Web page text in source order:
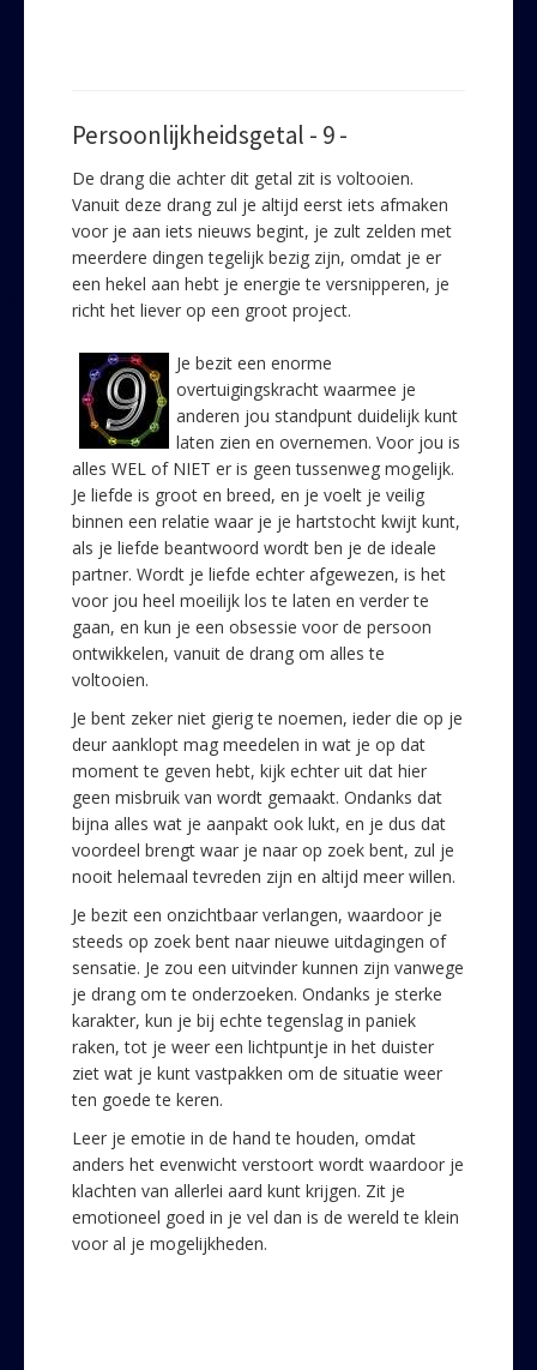
Persoonlijkheidsgetal - 9 -
De drang die achter dit getal zit is voltooien.
Vanuit deze drang zul je altijd eerst iets afmaken
voor je aan iets nieuws begint, je zult zelden met
meerdere dingen tegelijk bezig zijn, omdat je er
een hekel aan hebt je energie te versnipperen, je
richt het liever op een groot project.
Je bezit een enorme
overtuigingskracht waarmee je
anderen jou standpunt duidelijk kunt
laten zien en overnemen. Voor jou is
alles WEL of NIET er is geen tussenweg mogelijk.
Je liefde is groot en breed, en je voelt je veilig
binnen een relatie waar je je hartstocht kwijt kunt,
als je liefde beantwoord wordt ben je de ideale
partner. Wordt je liefde echter afgewezen, is het
voor jou heel moeilijk los te laten en verder te
gaan, en kun je een obsessie voor de persoon
ontwikkelen, vanuit de drang om alles te
voltooien.
Je bent zeker niet gierig te noemen, ieder die op je
deur aanklopt mag meedelen in wat je op dat
moment te geven hebt, kijk echter uit dat hier
geen misbruik van wordt gemaakt. Ondanks dat
bijna alles wat je aanpakt ook lukt, en je dus dat
voordeel brengt waar je naar op zoek bent, zul je
nooit helemaal tevreden zijn en altijd meer willen.
Je bezit een onzichtbaar verlangen, waardoor je
steeds op zoek bent naar nieuwe uitdagingen of
sensatie. Je zou een uitvinder kunnen zijn vanwege
je drang om te onderzoeken. Ondanks je sterke
karakter, kun je bij echte tegenslag in paniek
raken, tot je weer een lichtpuntje in het duister
ziet wat je kunt vastpakken om de situatie weer
ten goede te keren.
Leer je emotie in de hand te houden, omdat
anders het evenwicht verstoort wordt waardoor je
klachten van allerlei aard kunt krijgen. Zit je
emotioneel goed in je vel dan is de wereld te klein
voor al je mogelijkheden.